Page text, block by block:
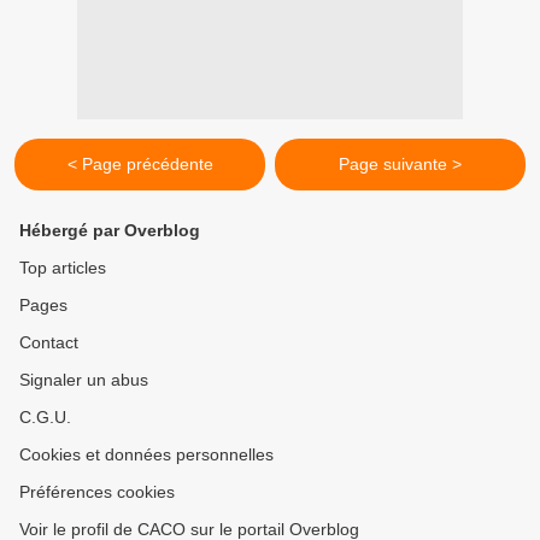
< Page précédente Page suivante >
Hébergé par Overblog
Top articles
Pages
Contact
Signaler un abus
C.G.U.
Cookies et données personnelles
Préférences cookies
Voir le profil de CACO sur le portail Overblog